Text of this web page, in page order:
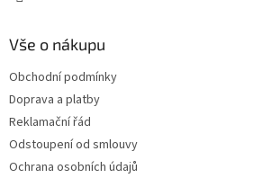
Vše o nákupu
Obchodní podmínky
Doprava a platby
Reklamační řád
Odstoupení od smlouvy
Ochrana osobních údajů